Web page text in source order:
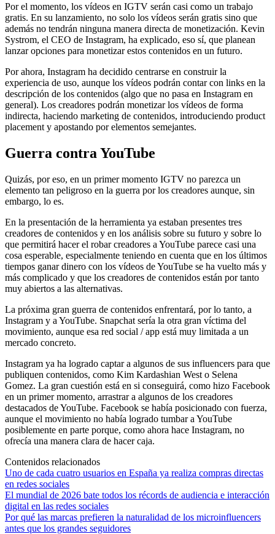
Por el momento, los vídeos en IGTV serán casi como un trabajo
gratis. En su lanzamiento, no solo los vídeos serán gratis sino que
además no tendrán ninguna manera directa de monetización. Kevin
Systrom, el CEO de Instagram, ha explicado, eso sí, que planean
lanzar opciones para monetizar estos contenidos en un futuro.
Por ahora, Instagram ha decidido centrarse en construir la
experiencia de uso, aunque los vídeos podrán contar con links en la
descripción de los contenidos (algo que no pasa en Instagram en
general). Los creadores podrán monetizar los vídeos de forma
indirecta, haciendo marketing de contenidos, introduciendo product
placement y apostando por elementos semejantes.
Guerra contra YouTube
Quizás, por eso, en un primer momento IGTV no parezca un
elemento tan peligroso en la guerra por los creadores aunque, sin
embargo, lo es.
En la presentación de la herramienta ya estaban presentes tres
creadores de contenidos y en los análisis sobre su futuro y sobre lo
que permitirá hacer el robar creadores a YouTube parece casi una
cosa esperable, especialmente teniendo en cuenta que en los últimos
tiempos ganar dinero con los vídeos de YouTube se ha vuelto más y
más complicado y que los creadores de contenidos están por tanto
muy abiertos a las alternativas.
La próxima gran guerra de contenidos enfrentará, por lo tanto, a
Instagram y a YouTube. Snapchat sería la otra gran víctima del
movimiento, aunque esa red social / app está muy limitada a un
mercado concreto.
Instagram ya ha logrado captar a algunos de sus influencers para que
publiquen contenidos, como Kim Kardashian West o Selena
Gomez. La gran cuestión está en si conseguirá, como hizo Facebook
en un primer momento, arrastrar a algunos de los creadores
destacados de YouTube. Facebook se había posicionado con fuerza,
aunque el movimiento no había logrado tumbar a YouTube
posiblemente en parte porque, como ahora hace Instagram, no
ofrecía una manera clara de hacer caja.
Contenidos relacionados
Uno de cada cuatro usuarios en España ya realiza compras directas
en redes sociales
El mundial de 2026 bate todos los récords de audiencia e interacción
digital en las redes sociales
Por qué las marcas prefieren la naturalidad de los microinfluencers
antes que los grandes seguidores